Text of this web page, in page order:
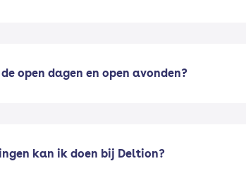
open dagen en open avonden?
kan ik doen bij Deltion?